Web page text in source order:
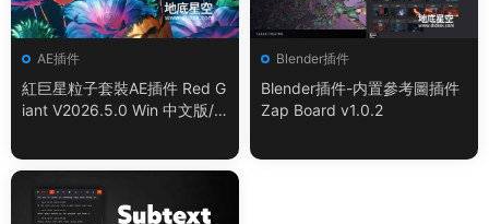
AE插件
紅巨星粒子套裝AE插件 Red G
iant V2026.5.0 Win 中文版/
Blender插件
Blender插件-内置參考圖插件
Zap Board v1.0.2